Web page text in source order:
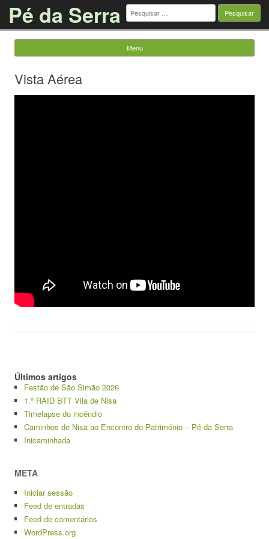
Pé da Serra Pesquisar
por:
Menu
Vista Aérea
Últimos artigos
Festão de São Simão 2026
1.º RAID BTT Vila de Nisa
Timelapse do incêndio
Caminhos de Nisa ao Encontro do Património – Pé da Serra
Inicaminhada
META
Iniciar sessão
Feed de entradas
Feed de comentários
WordPress.org